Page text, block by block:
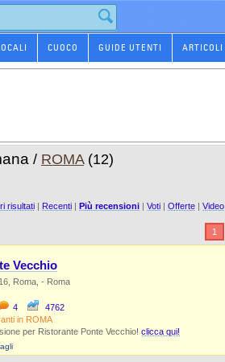
CUOCO GUIDE UTENTI ARTICOLI
/ ROMA(12)
risultati | Recenti | Più recensioni | Voti | Offerte | Video
1
Vecchio
Roma, - Roma
4
4762
in ROMA
per Ristorante Ponte Vecchio! clicca qui!